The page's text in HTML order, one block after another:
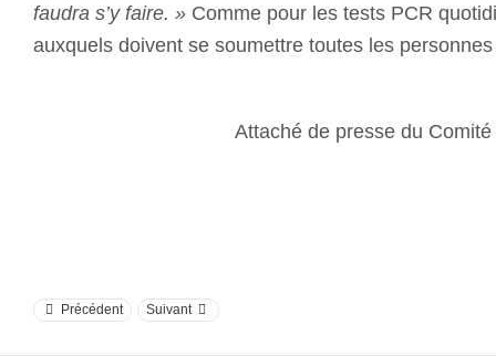
faudra s’y faire. » Comme pour les tests PCR
auxquels doivent se soumettre toutes les
Attaché de presse du
Précédent Suivant